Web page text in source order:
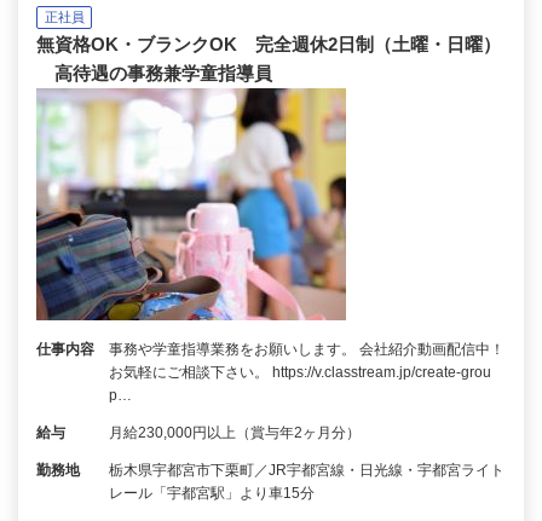
正社員
無資格OK・ブランクOK 完全週休2日制（土曜・日曜）
高待遇の事務兼学童指導員
仕事内容
事務や学童指導業務をお願いします。 会社紹介動画配信中！
お気軽にご相談下さい。 https://v.classtream.jp/create-grou
p…
給与 月給230,000円以上（賞与年2ヶ月分）
勤務地
栃木県宇都宮市下栗町／JR宇都宮線・日光線・宇都宮ライト
レール「宇都宮駅」より車15分